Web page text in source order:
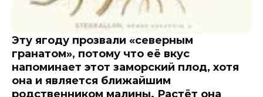
Эту ягоду прозвали «северным
гранатом», потому что её вкус
напоминает этот заморский плод, хотя
она и является ближайшим
родственником малины. Растёт она